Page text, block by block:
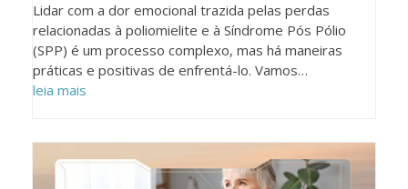
Lidar com a dor emocional trazida pelas perdas
relacionadas à poliomielite e à Síndrome Pós Pólio
(SPP) é um processo complexo, mas há maneiras
práticas e positivas de enfrentá-lo. Vamos…
leia mais